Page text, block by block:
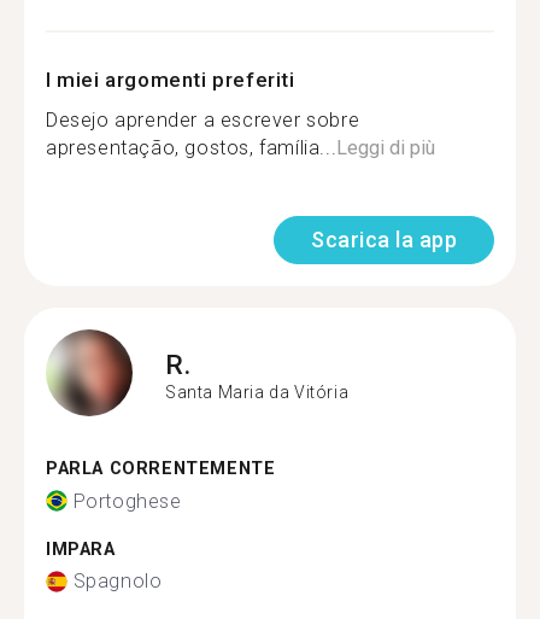
I miei argomenti preferiti
Desejo aprender a escrever sobre
apresentação, gostos, família...Leggi di più
Scarica la app
R.
Santa Maria da Vitória
PARLA CORRENTEMENTE
Portoghese
IMPARA
Spagnolo